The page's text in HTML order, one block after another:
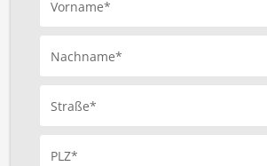
Vorname*
Nachname*
Straße*
PLZ*